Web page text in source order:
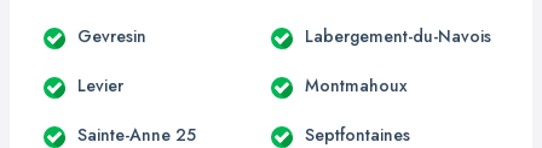
Gevresin Labergement-du-Navois
Levier Montmahoux
Sainte-Anne 25 Septfontaines